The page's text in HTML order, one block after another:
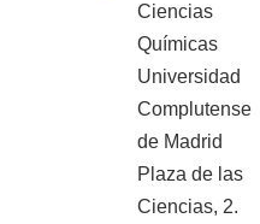
Ciencias
Químicas
Universidad
Complutense
de Madrid
Plaza de las
Ciencias, 2.